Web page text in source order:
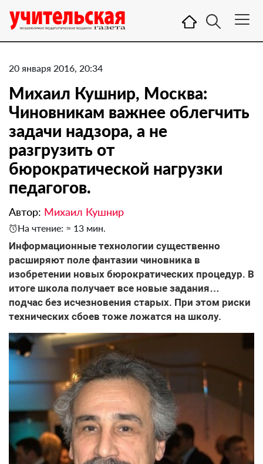
20 января 2016, 20:34
Михаил Кушнир, Москва:
Чиновникам важнее облегчить
задачи надзора, а не
разгрузить от
бюрократической нагрузки
педагогов.
Автор: Михаил Кушнир
На чтение: ≈ 13 мин.
Информационные технологии существенно
расширяют поле фантазии чиновника в
изобретении новых бюрократических процедур. В
итоге школа получает все новые задания…
подчас без исчезновения старых. При этом риски
технических сбоев тоже ложатся на школу.